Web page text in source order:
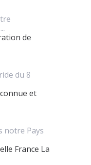
de
du 8
et
notre Pays
France La